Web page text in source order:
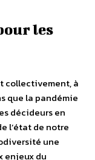
les
collectivement, à
que la pandémie
décideurs en
l’état de notre
une
enjeux du